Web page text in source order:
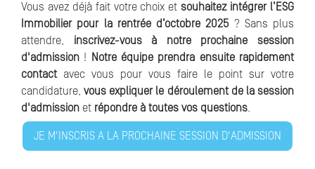
Vous avez déjà fait votre choix et souhaitez intégrer l’ESG
Immobilier pour la rentrée d’octobre 2025 ? Sans plus
attendre, inscrivez-vous à notre prochaine session
d'admission !
Notre équipe prendra ensuite rapidement
contactavec vous pour vous faire le point sur votre
candidature,vous expliquer le déroulement de la session
d'admission et répondre à toutes vos questions.
JE M'INSCRIS A LA PROCHAINE SESSION D'ADMISSION